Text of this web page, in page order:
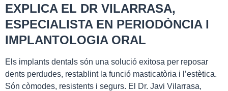
EXPLICA EL DR VILARRASA,
ESPECIALISTA EN PERIODÒNCIA I
IMPLANTOLOGIA ORAL
Els implants dentals són una solució exitosa per reposar
dents perdudes, restablint la funció masticatòria i l’estètica.
Són còmodes, resistents i segurs. El Dr. Javi Vilarrasa,